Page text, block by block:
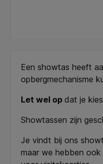
Een showtas heeft
opbergmechanisme
Let wel op dat je
Showtassen zijn
Je vindt bij ons
maar we hebben